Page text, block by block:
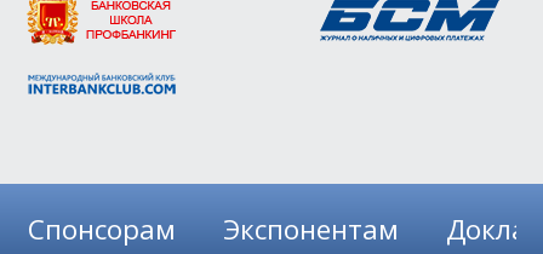
Спонсорам Экспонентам